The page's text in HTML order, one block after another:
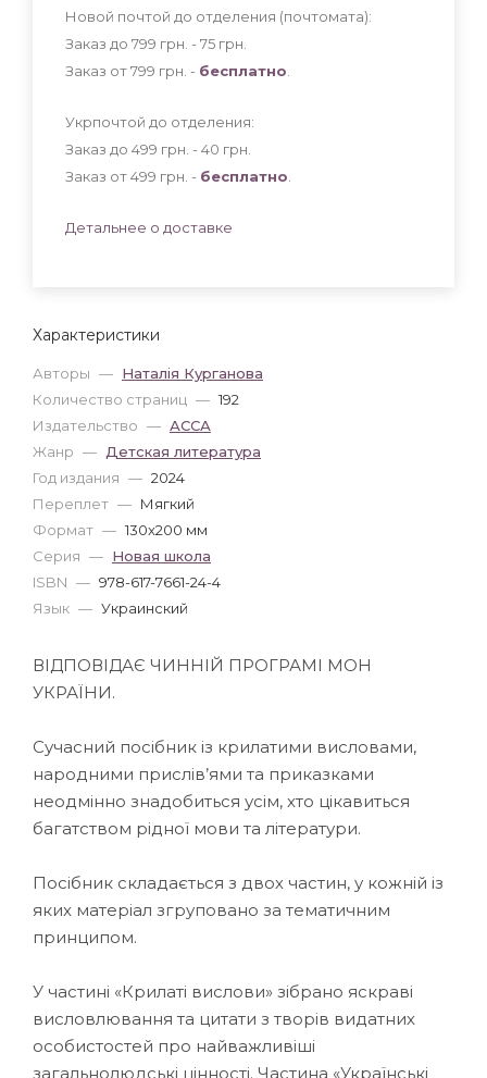
Характеристики
Авторы — Наталія Курганова
Количество страниц — 192
Издательство — АССА
Жанр — Детская литература
Год издания — 2024
Переплет — Мягкий
Формат — 130x200 мм
Серия — Новая школа
ISBN — 978-617-7661-24-4
Язык — Украинский
Новой почтой до отделения (почтомата):
Заказ до 799 грн. - 75 грн
Заказ от 799 грн. - бесплатно
Укрпочтой до отделения:
Заказ до 499 грн. - 40 грн
Заказ от 499 грн. - бесплатно
Детальнее о доставке
ВІДПОВІДАЄ ЧИННІЙ ПРОГРАМІ МОН
УКРАЇНИ.
Сучасний посібник із крилатими висловами,
народними прислів’ями та приказками
неодмінно знадобиться усім, хто цікавиться
багатством рідної мови та літератури.
Посібник складається з двох частин, у кожній із
яких матеріал згруповано за тематичним
принципом.
У частині «Крилаті вислови» зібрано яскраві
висловлювання та цитати з творів видатних
особистостей про найважливіші
загальнолюдські цінності. Частина «Українські